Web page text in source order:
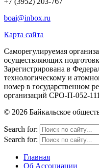
boai@inbox.ru
Карта сайта
Саморегулируемая
осуществляющих
Зарегистрирована в
технологическому и
номер в государственном
организаций СРО-П-052-
© 2026 Байкальское
Search for:
Search for:
Главная
Об Ассоциации